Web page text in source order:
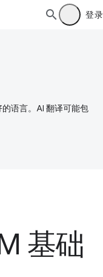
登录
语言。AI 翻译可能包
基础